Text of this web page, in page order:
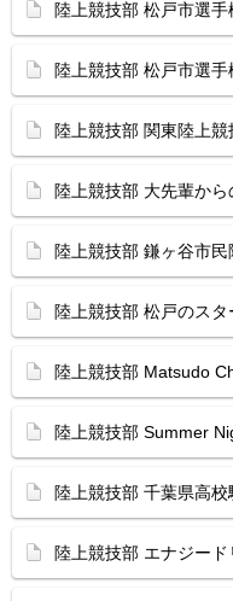
陸上競技部 松戸市選
陸上競技部 松戸市選
陸上競技部 関東陸上
陸上競技部 大先輩から
陸上競技部 鎌ヶ谷市
陸上競技部 松戸のス
陸上競技部 Matsudo
陸上競技部 Summer
陸上競技部 千葉県高
陸上競技部 エナジー